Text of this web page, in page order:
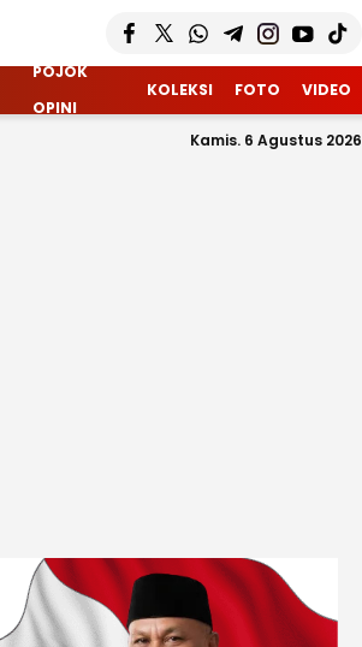
POJOK
OPINI
KOLEKSI FOTO VIDEO
Kamis. 6 Agustus 2026